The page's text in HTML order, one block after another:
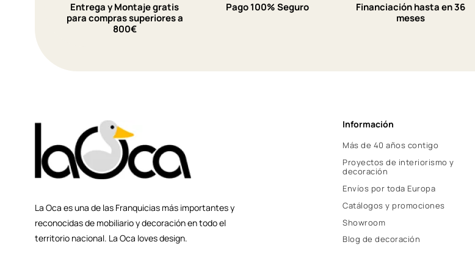
Entrega y Montaje gratis
para compras superiores a
800€
Pago 100% Seguro
Financiación hasta en 36
meses
La Oca es una de las Franquicias más importantes y
reconocidas de mobiliario y decoración en todo el
territorio nacional. La Oca loves design.
Información
Más de 40 años contigo
Proyectos de interiorismo y
decoración
Envíos por toda Europa
Catálogos y promociones
Showroom
Blog de decoración